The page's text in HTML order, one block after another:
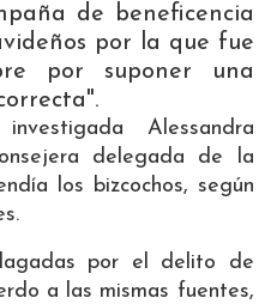
de beneficencia
por la que fue
por suponer una
Alessandra
delegada de la
los bizcochos, según
por el delito de
a las mismas fuentes,